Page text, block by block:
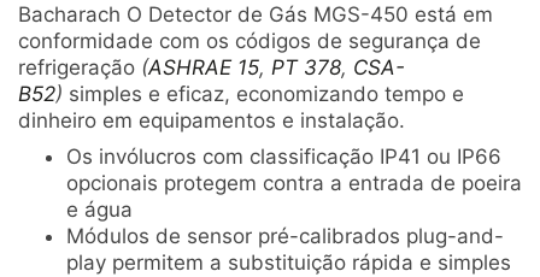
Bacharach O Detector de Gás MGS-450 está em
conformidade com os códigos de segurança de
refrigeração (ASHRAE 15, PT 378, CSA-
B52) simples e eficaz, economizando tempo e
dinheiro em equipamentos e instalação.
Os invólucros com classificação IP41 ou IP66
opcionais protegem contra a entrada de poeira
e água
Módulos de sensor pré-calibrados plug-and-
play permitem a substituição rápida e simples